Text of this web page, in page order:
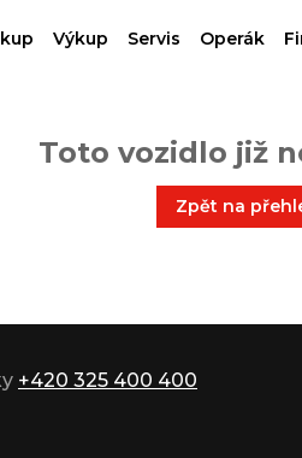
Výkup Servis Operák
Toto vozidlo již
Zpět na
+420 325 400 400